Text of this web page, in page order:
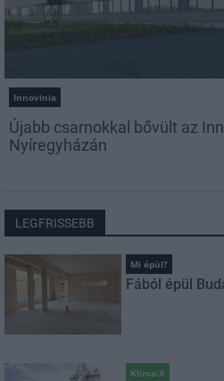
Innovinia
Újabb csarnokkal bővült az
Nyíregyházán
LEGFRISSEBB
Mi épül?
Fából épül
Klíma-X